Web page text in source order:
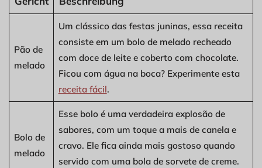
Pão de
melado
Um clássico das festas juninas, essa receita
consiste em um bolo de melado recheado
com doce de leite e coberto com chocolate.
Ficou com água na boca? Experimente esta
receita fácil.
Bolo de
melado
Esse bolo é uma verdadeira explosão de
sabores, com um toque a mais de canela e
cravo. Ele fica ainda mais gostoso quando
servido com uma bola de sorvete de creme.